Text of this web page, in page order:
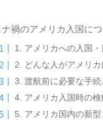
ナ禍のアメリカ入国に
1. アメリカへの入国・
2. どんな人がアメリカ
3. 渡航前に必要な手続
4. アメリカ入国時の
5. アメリカ国内の新